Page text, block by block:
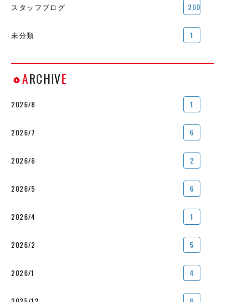
スタッフブログ 200
未分類 1
ARCHIVE
2026/8 1
2026/7 6
2026/6 2
2026/5 6
2026/4 1
2026/2 5
2026/1 4